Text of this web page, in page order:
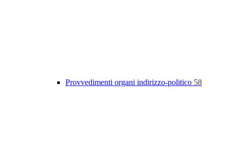
Provvedimenti organi indirizzo-politico 58